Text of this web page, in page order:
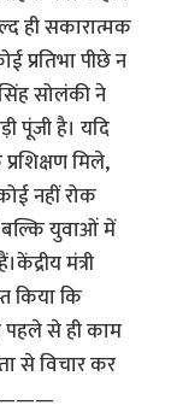
ही सकारात्मक
प्रतिभा पीछे न
सिंह सोलंकी ने
पूंजी है। यदि
मिले,
नहीं रोक
युवाओं में
मंत्री
किया कि
पहले से ही काम
से विचार कर